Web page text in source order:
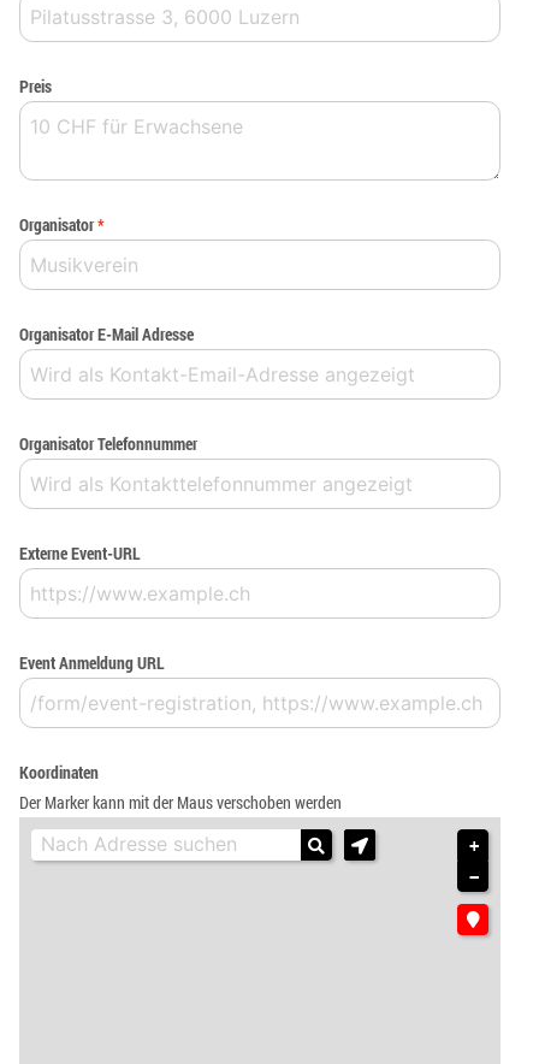
Preis
Organisator*
Organisator E-Mail Adresse
Organisator Telefonnummer
Externe Event-URL
Event Anmeldung URL
Koordinaten
Der Marker kann mit der Maus verschoben werden
+
−